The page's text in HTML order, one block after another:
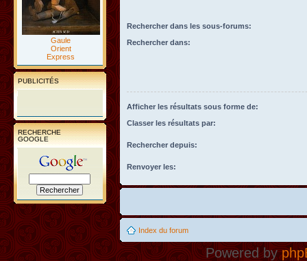
Gaule
Orient
Express
PUBLICITÉS
RECHERCHE
GOOGLE
Rechercher dans les sous-forums:
Rechercher dans:
Afficher les résultats sous forme de:
Classer les résultats par:
Rechercher depuis:
Renvoyer les:
Index du forum
Powered by